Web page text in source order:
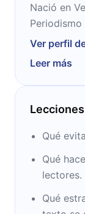
Nació en
técnico de
(revista
imparte
Ver perfil
Leer más
Lecciones
Qué
Qué
lectores.
Qué